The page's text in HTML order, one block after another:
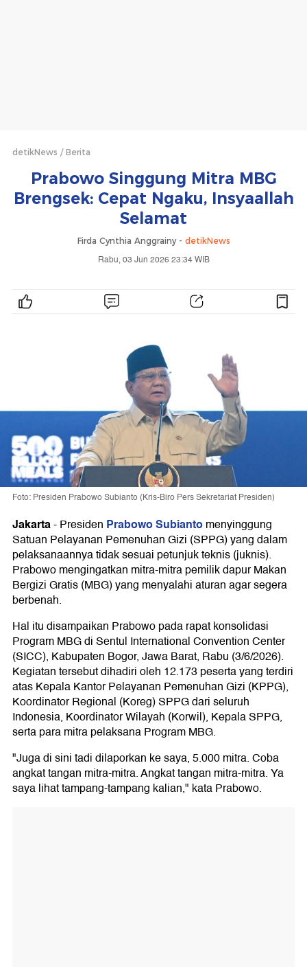
detikNews Berita
Prabowo Singgung Mitra MBG
Brengsek: Cepat Ngaku, Insyaallah
Selamat
Firda Cynthia Anggrainy - detikNews
Rabu, 03 Jun 2026 23:34 WIB
Foto: Presiden Prabowo Subianto (Kris-Biro Pers Sekretariat Presiden)
Jakarta-Presiden Prabowo Subiantomenyinggung
Satuan Pelayanan Pemenuhan Gizi (SPPG) yang dalam
pelaksanaannya tidak sesuai petunjuk teknis (juknis).
Prabowo mengingatkan mitra-mitra pemilik dapur Makan
Bergizi Gratis (MBG) yang menyalahi aturan agar segera
berbenah.
Hal itu disampaikan Prabowo pada rapat konsolidasi
Program MBG di Sentul International Convention Center
(SICC), Kabupaten Bogor, Jawa Barat, Rabu (3/6/2026).
Kegiatan tersebut dihadiri oleh 12.173 peserta yang terdiri
atas Kepala Kantor Pelayanan Pemenuhan Gizi (KPPG),
Koordinator Regional (Koreg) SPPG dari seluruh
Indonesia, Koordinator Wilayah (Korwil), Kepala SPPG,
serta para mitra pelaksana Program MBG.
"Juga di sini tadi dilaporkan ke saya, 5.000 mitra. Coba
angkat tangan mitra-mitra. Angkat tangan mitra-mitra. Ya
saya lihat tampang-tampang kalian," kata Prabowo.